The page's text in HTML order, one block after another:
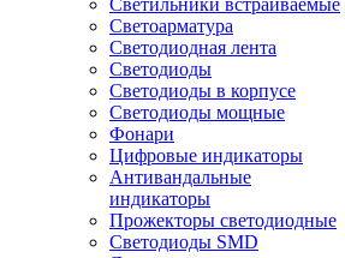
Светильники встраиваемые
Светоарматура
Светодиодная лента
Светодиоды
Светодиоды в корпусе
Светодиоды мощные
Фонари
Цифровые индикаторы
Антивандальные
индикаторы
Прожекторы светодиодные
Светодиоды SMD